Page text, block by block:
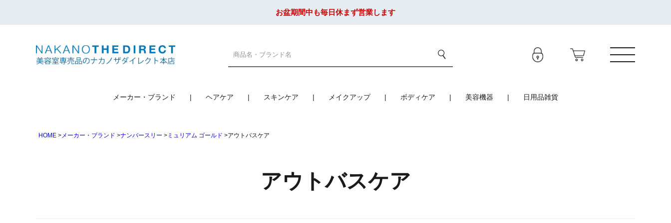
お盆期間中も毎日休まず営業します
メーカー・ブランド ヘアケア スキンケア メイクアップ ボディケア 美容機器 日用品雑貨
HOME メーカー・ブランド ナンバースリー ミュリアム ゴールド アウトバスケア
アウトバスケア